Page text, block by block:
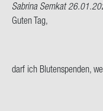
von
Julia
Sabrina Semkat
Guten Tag,
darf ich Blu­ten­spen­den,